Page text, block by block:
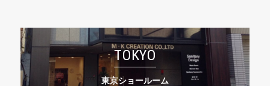
TOKYO
東京ショールーム